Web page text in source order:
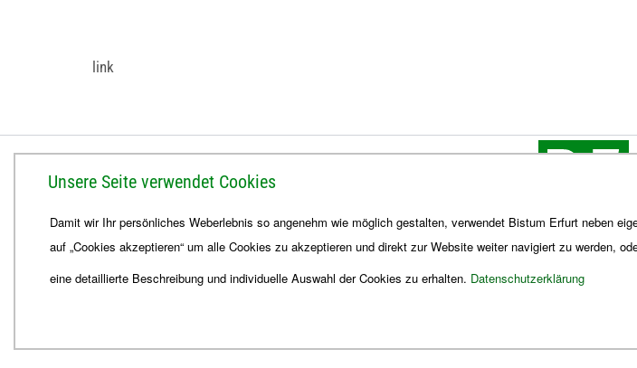
link
BISTUM ERFURT
Bischöfliches Ordinariat
Herrmannsplatz 9, 99084 Erfurt
Unsere Seite verwendet Cookies
Damit wir Ihr persönliches Weberlebnis so angenehm wie möglich gestalten, verwendet Bistum Erfurt neben
auf „Cookies akzeptieren“ um alle Cookies zu akzeptieren und direkt zur Website weiter navigiert zu werden,
eine detaillierte Beschreibung und individuelle Auswahl der Cookies zu erhalten. Datenschutzerklärung